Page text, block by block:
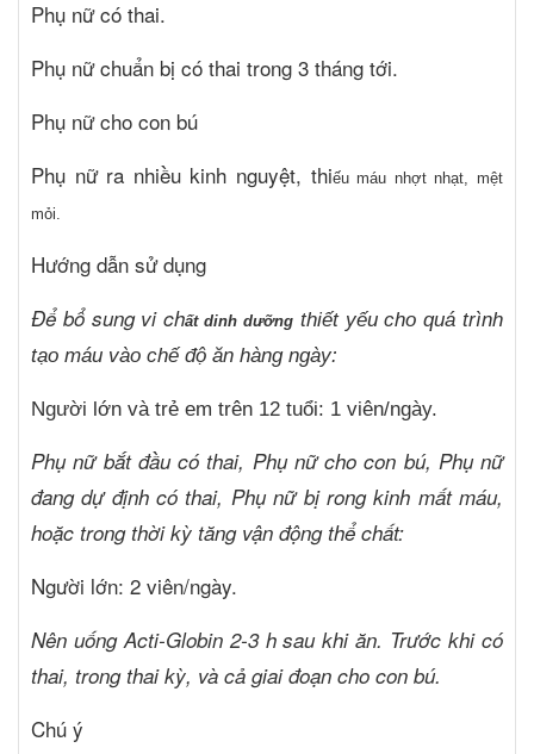
Phụ nữ có thai.
Phụ nữ chuẩn bị có thai trong 3 tháng tới.
Phụ nữ cho con bú
Phụ nữ ra nhiều kinh nguyệt, thiếu máu nhợt nhạt, mệt
mỏi.
Hướng dẫn sử dụng
Để bổ sung vi chất dinh dưỡngthiết yếu cho quá trình
tạo máu vào chế độ ăn hàng ngày:
Người lớn và trẻ em trên 12 tuổi: 1 viên/ngày.
Phụ nữ bắt đầu có thai, Phụ nữ cho con bú, Phụ nữ
đang dự định có thai, Phụ nữ bị rong kinh mất máu,
hoặc trong thời kỳ tăng vận động thể chất:
Người lớn: 2 viên/ngày.
Nên uống Acti-Globin 2-3 h sau khi ăn. Trước khi có
thai, trong thai kỳ, và cả giai đoạn cho con bú.
Chú ý